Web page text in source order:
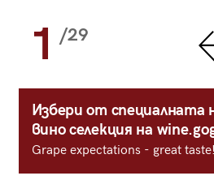
1 /29
Избери от специалната
вино селекция на
Grape expectations - great taste!